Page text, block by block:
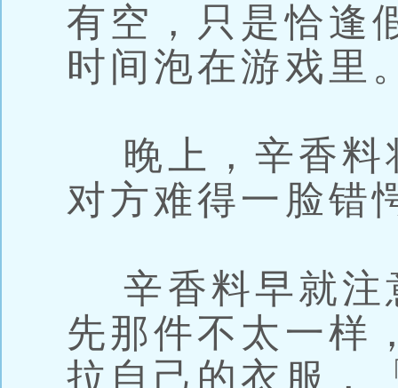
有空，只是恰逢
时间泡在游戏里
晚上，辛香料
对方难得一脸错
辛香料早就注
先那件不太一样
拉自己的衣服，